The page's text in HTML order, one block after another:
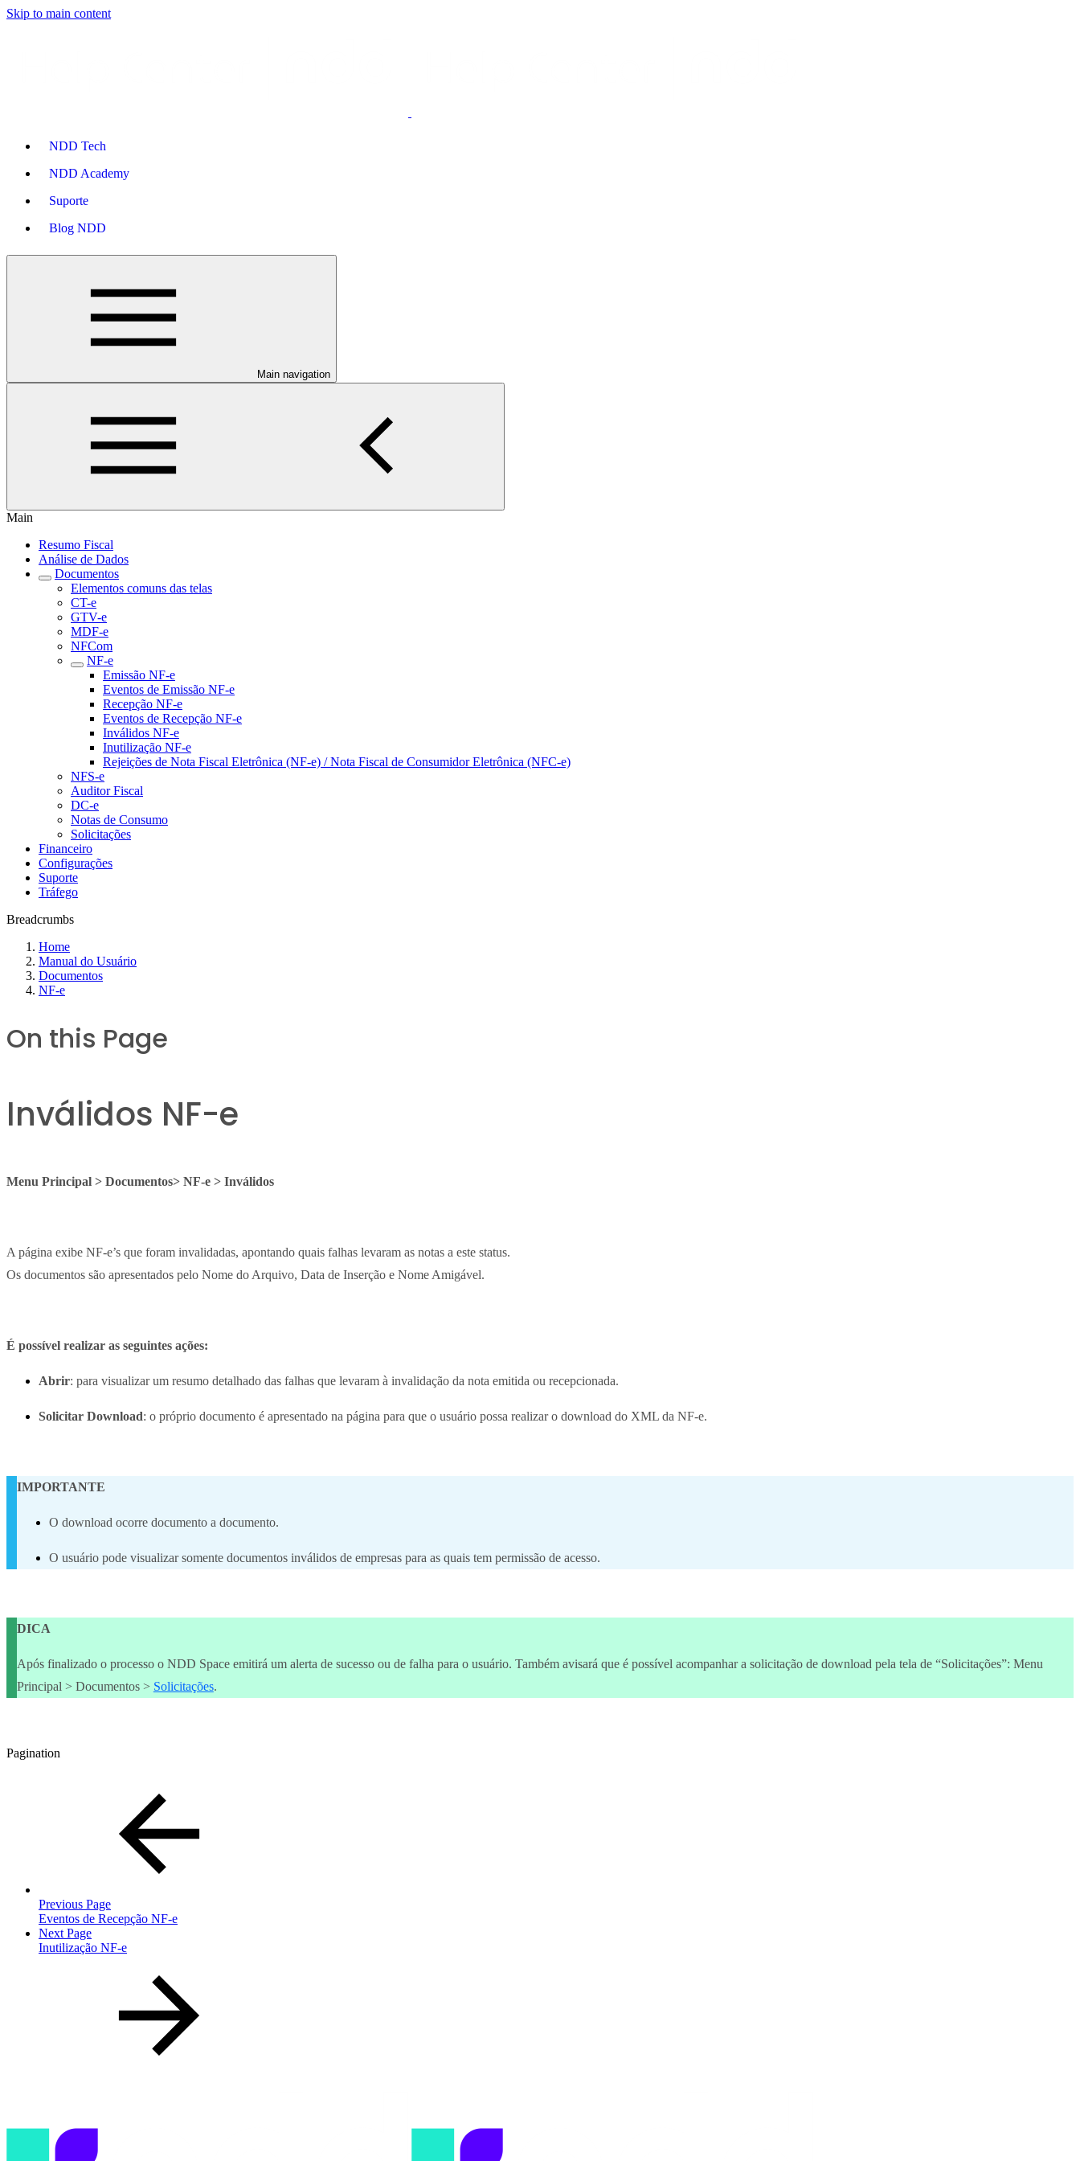
Skip to main content
NDD Tech
NDD Academy
Suporte
Blog NDD
Main navigation
Main
Resumo Fiscal
Análise de Dados
Documentos
Elementos comuns das telas
CT-e
GTV-e
MDF-e
NFCom
NF-e
Emissão NF-e
Eventos de Emissão NF-e
Recepção NF-e
Eventos de Recepção NF-e
Inválidos NF-e
Inutilização NF-e
Rejeições de Nota Fiscal Eletrônica (NF-e) / Nota Fiscal de Consumidor Eletrônica (NFC-e)
NFS-e
Auditor Fiscal
DC-e
Notas de Consumo
Solicitações
Financeiro
Configurações
Suporte
Tráfego
Breadcrumbs
Home
Manual do Usuário
Documentos
NF-e
On this Page
Inválidos NF-e
Menu Principal > Documentos> NF-e > Inválidos
A página exibe NF-e’s que foram invalidadas, apontando quais falhas levaram as notas a este status.
Os documentos são apresentados pelo Nome do Arquivo, Data de Inserção e Nome Amigável.
É possível realizar as seguintes ações:
Abrir: para visualizar um resumo detalhado das falhas que levaram à invalidação da nota emitida ou recepcionada.
Solicitar Download: o próprio documento é apresentado na página para que o usuário possa realizar o download do XML da NF-e.
IMPORTANTE
O download ocorre documento a documento.
O usuário pode visualizar somente documentos inválidos de empresas para as quais tem permissão de acesso.
DICA
Após finalizado o processo o NDD Space emitirá um alerta de sucesso ou de falha para o usuário. Também avisará que é possível acompanhar a solicitação de download pela tela de “Solicitações”: Menu
Principal > Documentos > Solicitações.
Pagination
Previous Page
Eventos de Recepção NF-e
Next Page
Inutilização NF-e